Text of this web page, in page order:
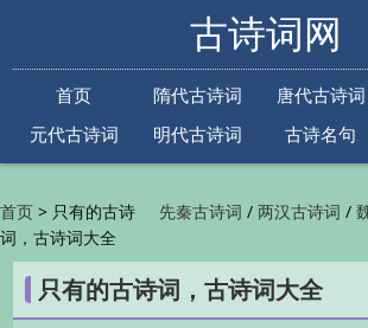
古诗词网
首页 隋代古诗词 唐代古诗词
元代古诗词
明代古诗词 古诗名句
先秦古诗词 /两汉古诗词 /
代古诗词/金朝古诗词/元
/清代古诗词/近现代古诗词
鉴赏/古诗下一句/古诗上
首页 > 只有的古诗
词，古诗词大全
只有的古诗词，古诗词大全